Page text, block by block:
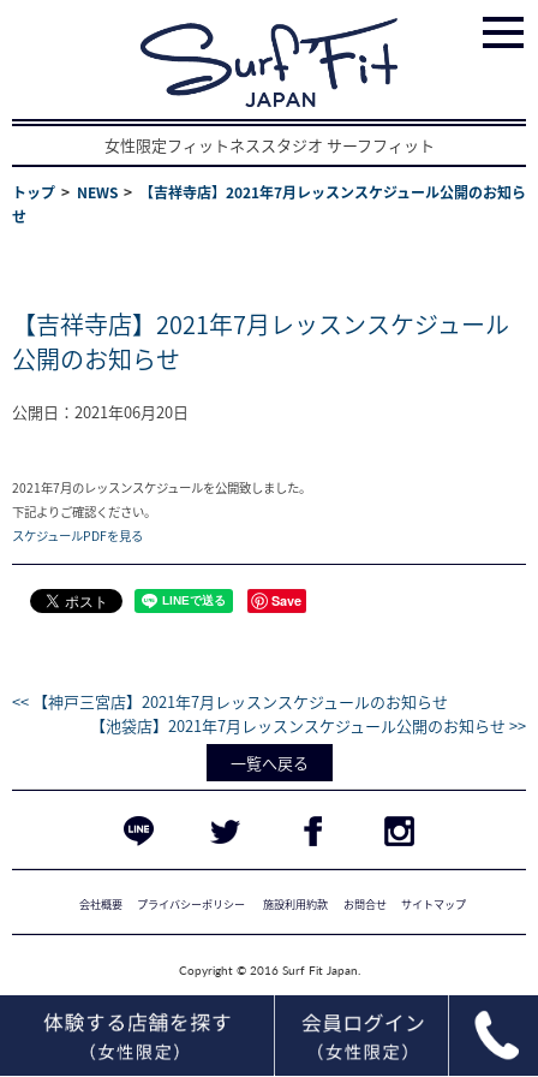
女性限定フィットネススタジオ サーフフィット
トップ NEWS
【吉祥寺店】2021年7月レッスンスケジュール公開のお知ら
せ
【吉祥寺店】2021年7月レッスンスケジュール
公開のお知らせ
公開日：2021年06月20日
2021年7月のレッスンスケジュールを公開致しました。
下記よりご確認ください。
スケジュールPDFを見る
Save
<< 【神戸三宮店】2021年7月レッスンスケジュールのお知らせ
【池袋店】2021年7月レッスンスケジュール公開のお知らせ >>
一覧へ戻る
会社概要 プライバシーポリシー 施設利用約款 お問合せ サイトマップ
Copyright © 2016 Surf Fit Japan.